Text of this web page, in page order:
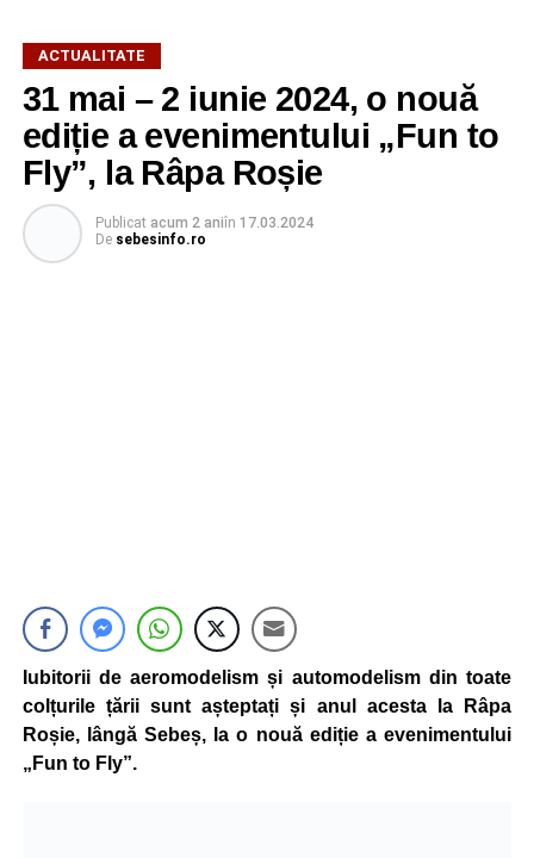
ACTUALITATE
31 mai – 2 iunie 2024, o nouă
ediție a evenimentului „Fun to
Fly”, la Râpa Roșie
Publicat acum 2 aniîn 17.03.2024
De sebesinfo.ro
Iubitorii de aeromodelism și automodelism din toate
colțurile țării sunt așteptați și anul acesta la Râpa
Roșie, lângă Sebeș, la o nouă ediție a evenimentului
„Fun to Fly”.